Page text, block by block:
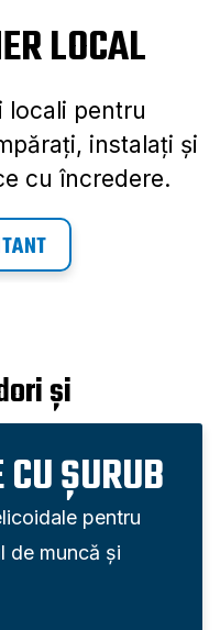
LOCAL
locali pentru
instalați și
cu încredere.
și
ȘURUB
pentru
de muncă și